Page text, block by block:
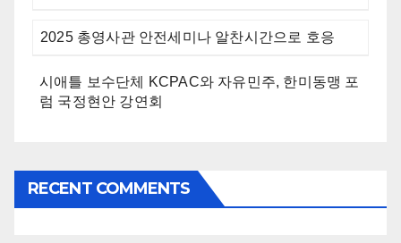
2025 총영사관 안전세미나 알찬시간으로 호응
시애틀 보수단체 KCPAC와 자유민주, 한미동맹 포
럼 국정현안 강연회
RECENT COMMENTS